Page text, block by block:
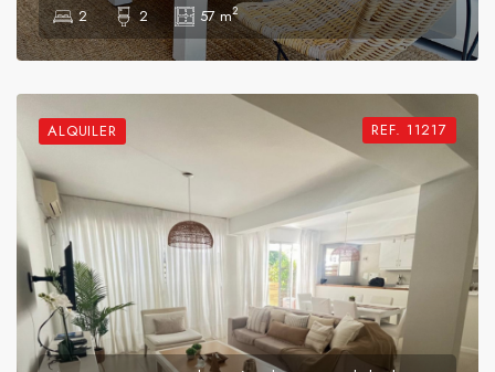
2 2 57 m2
ALQUILER REF. 11217